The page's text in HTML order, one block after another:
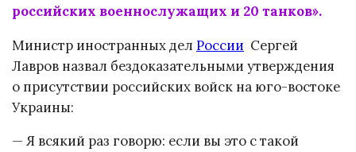
российских военнослужащих и 20 танков».
Министр иностранных дел России Сергей
Лавров назвал бездоказательными утверждения
о присутствии российских войск на юго-востоке
Украины:
— Я всякий раз говорю: если вы это с такой